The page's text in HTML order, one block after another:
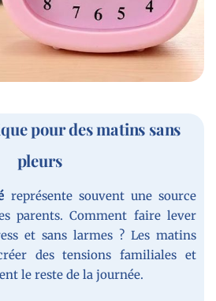
pour des matins sans
pleurs
représente souvent une source
parents. Comment faire lever
et sans larmes ? Les matins
des tensions familiales et
le reste de la journée.